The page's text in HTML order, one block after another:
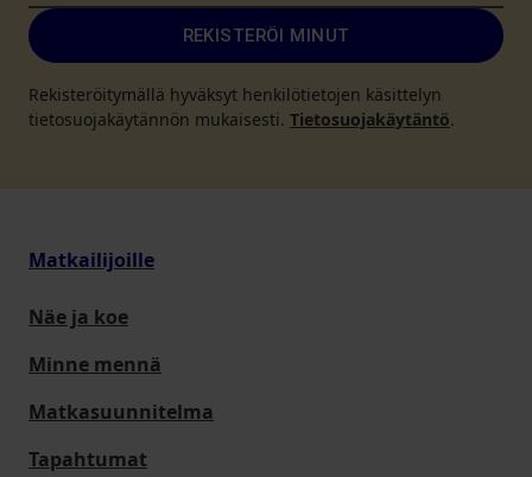
REKISTERÖI MINUT
Rekisteröitymällä hyväksyt henkilötietojen käsittelyn
tietosuojakäytännön mukaisesti. Tietosuojakäytäntö.
Matkailijoille
Näe ja koe
Minne mennä
Matkasuunnitelma
Tapahtumat